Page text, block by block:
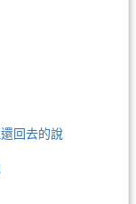
回去的說